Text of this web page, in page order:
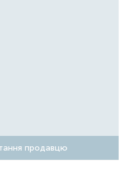
продавцю